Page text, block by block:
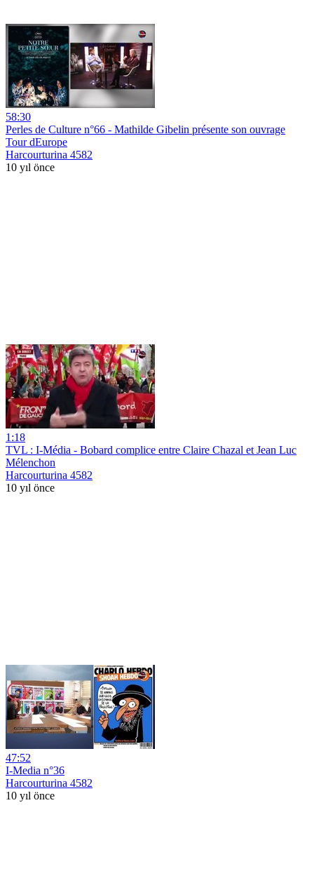
58:30
Perles de Culture n°66 - Mathilde Gibelin présente son ouvrage
Tour dEurope
Harcourturina 4582
10 yıl önce
1:18
TVL : I-Média - Bobard complice entre Claire Chazal et Jean Luc
Mélenchon
Harcourturina 4582
10 yıl önce
47:52
I-Media n°36
Harcourturina 4582
10 yıl önce